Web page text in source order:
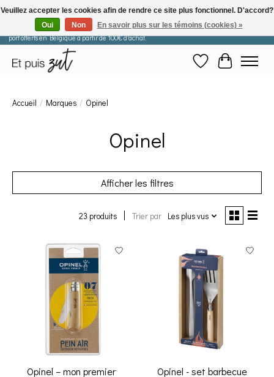
Les commandes passées après le 29 juillet seront expédiées à partir du 11 août. Frais de
port offerts en Belgique à partir de 100€ d'achat.
Liste de souhaits
Panier
Accueil / Marques / Opinel
Opinel
Afficher les filtres
23 produits Trier par Les plus vus
Opinel – mon premier
Opinel - set barbecue
Veuillez accepter les cookies afin de rendre ce site plus fonctionnel. D'accord?
Oui
Non En savoir plus sur les témoins (cookies) »